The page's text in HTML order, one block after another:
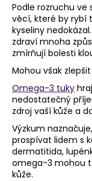
Podle rozruchu ve
věcí, které by rybí
kyseliny
zdraví mnoha
zmírňují bolesti
Mohou však
Omega-3 tuky
nedostatečný
zdroj vaší kůže a
Výzkum
prospívat lidem s
dermatitida,
omega-3 mohou
kůže.